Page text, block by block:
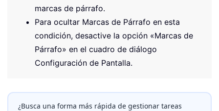
marcas de párrafo.
Para ocultar Marcas de Párrafo en esta
condición, desactive la opción «Marcas de
Párrafo» en el cuadro de diálogo
Configuración de Pantalla.
¿Busca una forma más rápida de gestionar tareas